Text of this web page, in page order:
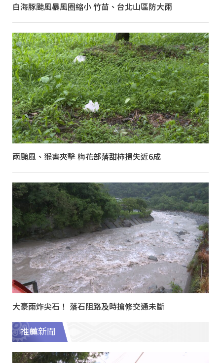
白海豚颱風暴風圈縮小 竹苗、台北山區防大雨
兩颱風、猴害夾擊 梅花部落甜柿損失近6成
大豪雨炸尖石！ 落石阻路及時搶修交通未斷
推薦新聞